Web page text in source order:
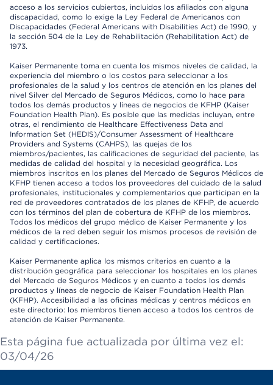
acceso a los servicios cubiertos, incluidos los afiliados con alguna
discapacidad, como lo exige la Ley Federal de Americanos con
Discapacidades (Federal Americans with Disabilities Act) de 1990, y
la sección 504 de la Ley de Rehabilitación (Rehabilitation Act) de
1973.
Kaiser Permanente toma en cuenta los mismos niveles de calidad, la
experiencia del miembro o los costos para seleccionar a los
profesionales de la salud y los centros de atención en los planes del
nivel Silver del Mercado de Seguros Médicos, como lo hace para
todos los demás productos y líneas de negocios de KFHP (Kaiser
Foundation Health Plan). Es posible que las medidas incluyan, entre
otras, el rendimiento de Healthcare Effectiveness Data and
Information Set (HEDIS)/Consumer Assessment of Healthcare
Providers and Systems (CAHPS), las quejas de los
miembros/pacientes, las calificaciones de seguridad del paciente, las
medidas de calidad del hospital y la necesidad geográfica. Los
miembros inscritos en los planes del Mercado de Seguros Médicos de
KFHP tienen acceso a todos los proveedores del cuidado de la salud
profesionales, institucionales y complementarios que participan en la
red de proveedores contratados de los planes de KFHP, de acuerdo
con los términos del plan de cobertura de KFHP de los miembros.
Todos los médicos del grupo médico de Kaiser Permanente y los
médicos de la red deben seguir los mismos procesos de revisión de
calidad y certificaciones.
Kaiser Permanente aplica los mismos criterios en cuanto a la
distribución geográfica para seleccionar los hospitales en los planes
del Mercado de Seguros Médicos y en cuanto a todos los demás
productos y líneas de negocio de Kaiser Foundation Health Plan
(KFHP). Accesibilidad a las oficinas médicas y centros médicos en
este directorio: los miembros tienen acceso a todos los centros de
atención de Kaiser Permanente.
Esta página fue actualizada por última vez el:
03/04/26